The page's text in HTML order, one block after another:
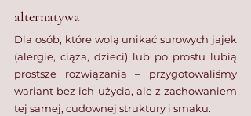
alternatywa
Dla osób, które wolą unikać surowych jajek
(alergie, ciąża, dzieci) lub po prostu lubią
prostsze rozwiązania – przygotowaliśmy
wariant bez ich użycia, ale z zachowaniem
tej samej, cudownej struktury i smaku.